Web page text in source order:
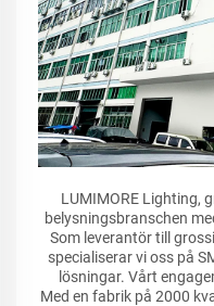
LUMIMORE Lighting,
belysningsbranschen
Som leverantör till
specialiserar vi oss på
lösningar. Vårt
Med en fabrik på 2000